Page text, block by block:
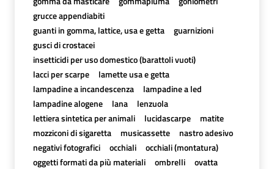
grucce appendiabiti
guanti in gomma, lattice, usa e getta
guarnizioni
gusci di crostacei
insetticidi per uso domestico (barattoli vuoti)
lacci per scarpe
lamette usa e getta
lampadine a incandescenza
lampadine a led
lampadine alogene
lana
lenzuola
lettiera sintetica per animali
lucidascarpe
matite
mozziconi di sigaretta
musicassette
nastro adesivo
negativi fotografici
occhiali
occhiali (montatura)
oggetti formati da più materiali
ombrelli
ovatta